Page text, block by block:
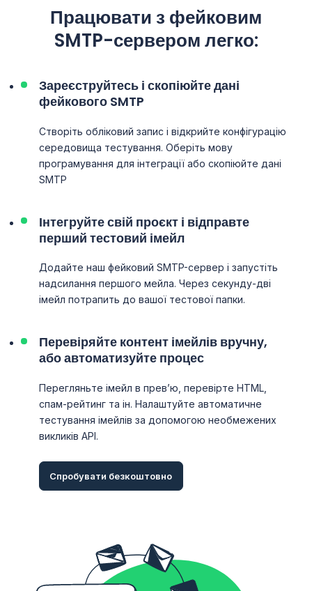
Працювати з фейковим
SMTP-сервером легко:
Зареєструйтесь і скопіюйте дані
фейкового SMTP
Створіть обліковий запис і відкрийте конфігурацію
середовища тестування. Оберіть мову
програмування для інтеграції або скопіюйте дані
SMTP
Інтегруйте свій проєкт і відправте
перший тестовий імейл
Додайте наш фейковий SMTP-сервер і запустіть
надсилання першого мейла. Через секунду-дві
імейл потрапить до вашої тестової папки.
Перевіряйте контент імейлів вручну,
або автоматизуйте процес
Перегляньте імейл в превʼю, перевірте HTML,
спам-рейтинг та ін. Налаштуйте автоматичне
тестування імейлів за допомогою необмежених
викликів API.
Спробувати безкоштовно